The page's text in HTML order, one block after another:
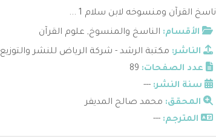
ناسخ القرآن ومنسوخه لابن سلام 1 ...
الأقسام: الناسخ والمنسوخ, علوم القرآن
الناشر: مكتبة الرشد - شركة الرياض للنشر والتوزيع
عدد الصفحات:
سنة النشر: ---
المحقق: محمد صالح المديفر
المترجم: ---